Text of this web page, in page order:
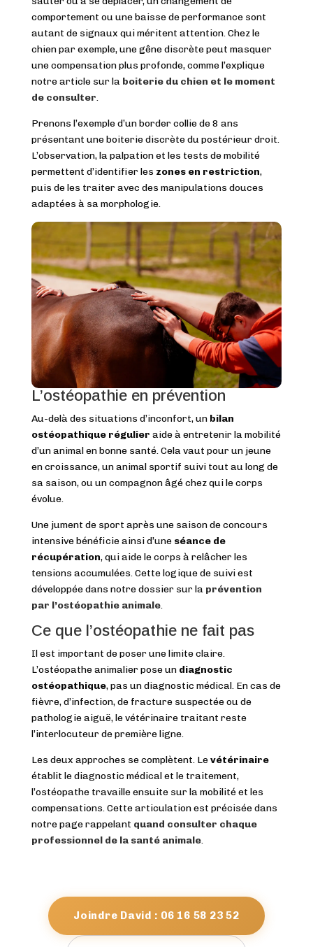
comportement ou une baisse de performance sont
autant de signaux qui méritent attention. Chez le
chien par exemple, une gêne discrète peut masquer
une compensation plus profonde, comme l’explique
notre article sur la boiterie du chien et le moment
de consulter.
Prenons l’exemple d’un border collie de 8 ans
présentant une boiterie discrète du postérieur droit.
L’observation, la palpation et les tests de mobilité
permettent d’identifier les zones en restriction,
puis de les traiter avec des manipulations douces
adaptées à sa morphologie.
L’ostéopathie en prévention
Au-delà des situations d’inconfort, un bilan
ostéopathique régulier aide à entretenir la mobilité
d’un animal en bonne santé. Cela vaut pour un jeune
en croissance, un animal sportif suivi tout au long de
sa saison, ou un compagnon âgé chez qui le corps
évolue.
Une jument de sport après une saison de concours
intensive bénéficie ainsi d’une séance de
récupération, qui aide le corps à relâcher les
tensions accumulées. Cette logique de suivi est
développée dans notre dossier sur la prévention
par l’ostéopathie animale.
Ce que l’ostéopathie ne fait pas
Il est important de poser une limite claire.
L’ostéopathe animalier pose un diagnostic
ostéopathique, pas un diagnostic médical. En cas de
fièvre, d’infection, de fracture suspectée ou de
pathologie aiguë, le vétérinaire traitant reste
l’interlocuteur de première ligne.
Les deux approches se complètent. Levétérinaire
établit le diagnostic médical et le traitement,
l’ostéopathe travaille ensuite sur la mobilité et les
compensations. Cette articulation est précisée dans
notre page rappelant quand consulter chaque
professionnel de la santé animale.
Joindre David : 06 16 58 23 52